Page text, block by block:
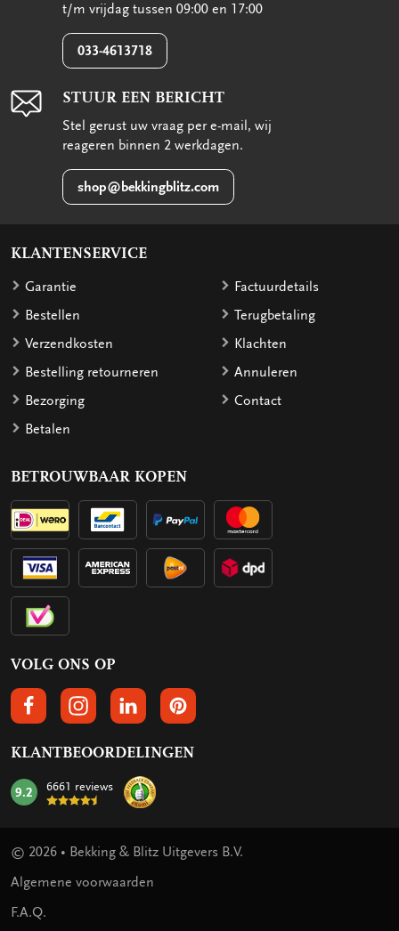
t/m vrijdag tussen 09:00 en 17:00
033-4613718
STUUR EEN BERICHT
Stel gerust uw vraag per e-mail, wij
reageren binnen 2 werkdagen.
shop@bekkingblitz.com
KLANTENSERVICE
Garantie
Bestellen
Verzendkosten
Bestelling retourneren
Bezorging
Betalen
Factuurdetails
Terugbetaling
Klachten
Annuleren
Contact
BETROUWBAAR KOPEN
VOLG ONS OP
VOLGS ONS OP FACEBOOK
VOLG ONS OP INSTAGRAM
VOLG ONS OP LINKEDIN
VOLG ONS OP PINTEREST
KLANTBEOORDELINGEN
mark:
9.2 6661 reviews
© 2026 • Bekking & Blitz Uitgevers B.V.
Algemene voorwaarden
F.A.Q.